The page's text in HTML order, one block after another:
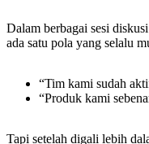
Dalam berbagai sesi
ada satu pola yang selalu
“Tim kami sudah
“Produk kami
Tapi setelah digali lebih